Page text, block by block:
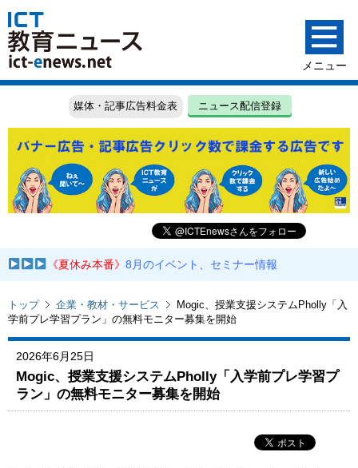
媒体・記事広告料金表 ニュース配信登録
《夏休み本番》8月のイベント、セミナー情報
トップ 企業・教材・サービス
Mogic、授業支援システムPholly「入
学前プレ学習プラン」の無料モニター募集を開始
2026年6月25日
Mogic、授業支援システムPholly「入学前プレ学習プ
ラン」の無料モニター募集を開始